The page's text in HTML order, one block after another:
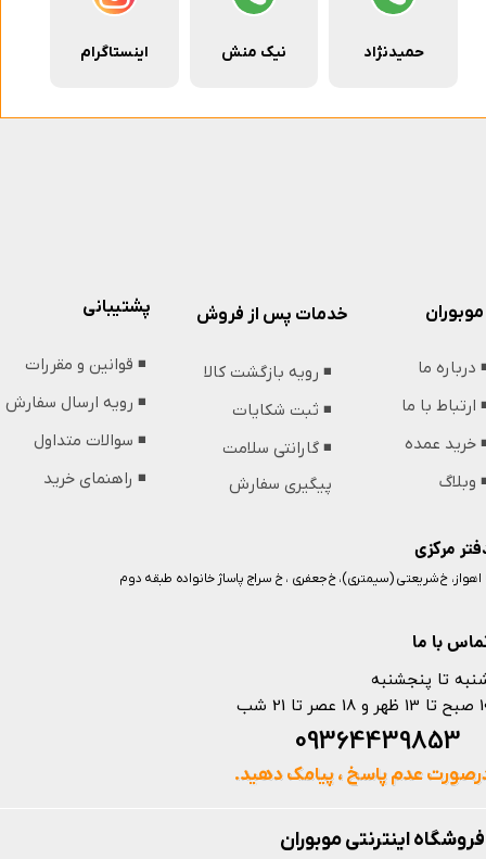
فروشگاه اینترنتی موبوران
حمیدنژاد نیک منش اینستاگرام
مرکزی
با ما
اهواز، خ شریعتی (سیمتری)، خ جعفری ، خ سراج پاساژ خانواده طبقه دوم
تا پنجشنبه
تا 21 شب
عدم پاسخ ، پیامک دهید.
پشتیبانی
◾️ قوانین و مقررات
◾️ رویه ارسال سفارش
◾️ سوالات متداول
◾️ راهنمای خرید
موبوران
درباره ما
ارتباط با ما
خرید عمده
وبلاگ
خدمات پس از فروش
◾️ رویه بازگشت کالا
◾️ ثبت شکایات
◾️ گارانتی سلامت
پیگیری سفارش